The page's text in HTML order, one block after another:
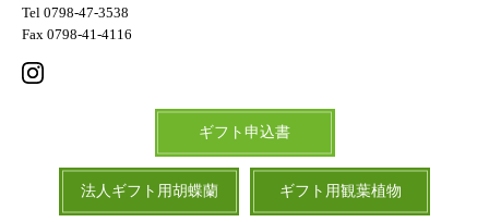
Tel 0798-47-3538
Fax 0798-41-4116
ギフト申込書
法人ギフト用胡蝶蘭 ギフト用観葉植物